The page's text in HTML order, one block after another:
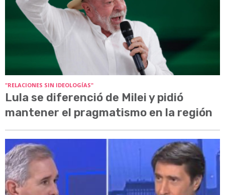
"RELACIONES SIN IDEOLOGÍAS"
Lula se diferenció de Milei y pidió
mantener el pragmatismo en la región